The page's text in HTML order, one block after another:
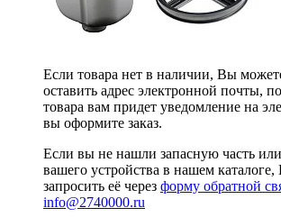
Если товара нет в наличии, Вы
оставить адрес электронной почты,
товара вам придет уведомление на
вы оформите заказ.
Если вы не нашли запасную часть или
вашего устройства в нашем
запросить её через форму обратной
info@2740000.ru